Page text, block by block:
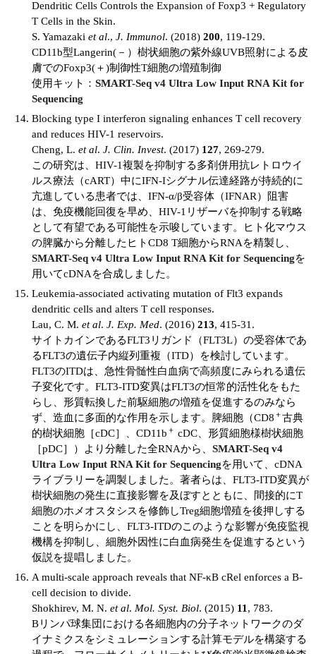
Dendritic Cells Controls the Expansion of Foxp3 + Regulatory
T Cells in the Skin.
S. Yamazaki et al., J. Immunol. (2018) 200, 119-129.
CD11b型Langerin(－）樹状細胞の紫外線UVB照射による皮
膚でのFoxp3(＋)制御性T細胞の増殖制御
使用キット： SMART-Seq v4 Ultra Low Input RNA Kit for
Sequencing
Blocking type I interferon signaling enhances T cell recovery
and reduces HIV-1 reservoirs.
Cheng, L. et al. J. Clin. Invest. (2017) 127, 269-279.
この研究は、HIV-1複製を抑制する多剤併用抗レトロウイ
ルス療法（cART）中にIFN-Iシグナル伝達経路が持続的に
亢進している患者では、IFN-α/β受容体（IFNAR）阻害
は、免疫機能回復を早め、HIV-1リザーバを抑制する戦略
として有望である可能性を示唆しています。ヒト化マウス
の脾臓から分離したヒトCD8 T細胞からRNAを精製し、
SMART-Seq v4 Ultra Low Input RNA Kit for Sequencingを
用いてcDNAを合成しました。
Leukemia-associated activating mutation of Flt3 expands
dendritic cells and alters T cell responses.
Lau, C. M. et al. J. Exp. Med. (2016) 213, 415-31.
サイトカインであるFLT3リガンド（FLT3L）の受容体であ
るFLT3の遺伝子内縦列重複（ITD）を検討しています。
FLT3のITDは、急性骨髄性白血病で高頻度にみられる遺伝
子変化です。FLT3-ITD変異はFLT3の恒常的活性化をもた
らし、形質転換した前駆細胞の増殖を促進するのみなら
ず、造血に多面的な作用を示します。脾細胞（CD8 ＋古典
的樹状細胞［cDC］、CD11b ＋ cDC、形質細胞様樹状細胞
［pDC］）より分離した全RNAから、 SMART-Seq v4
Ultra Low Input RNA Kit for Sequencingを用いて、cDNA
ライブラリーを調製しました。著者らは、FLT3-ITD変異が
樹状細胞の発生に直接影響を及ぼすとともに、間接的にT
細胞のホメオスタシスを修飾しTreg細胞増殖を後押しする
ことを明らかにし、FLT3-ITDのこのような影響が免疫監視
機構を抑制し、細胞外因性に白血病発生を促進するという
仮説を提唱しました。
A multi-scale approach reveals that NF-κB cRel enforces a B-
cell decision to divide.
Shokhirev, M. N. et al. Mol. Syst. Biol. (2015) 11 , 783.
Bリンパ球集団における各細胞内の分子ネットワークのダ
イナミクスをシミュレーションする計算モデルを構築する